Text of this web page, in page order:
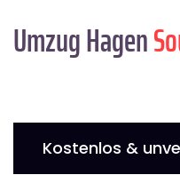
Umzug Hagen
Kostenlos &